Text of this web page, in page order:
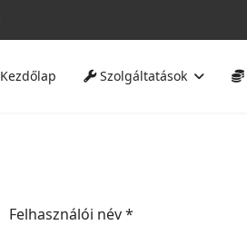
Kezdőlap Szolgáltatások
Felhasználói név*